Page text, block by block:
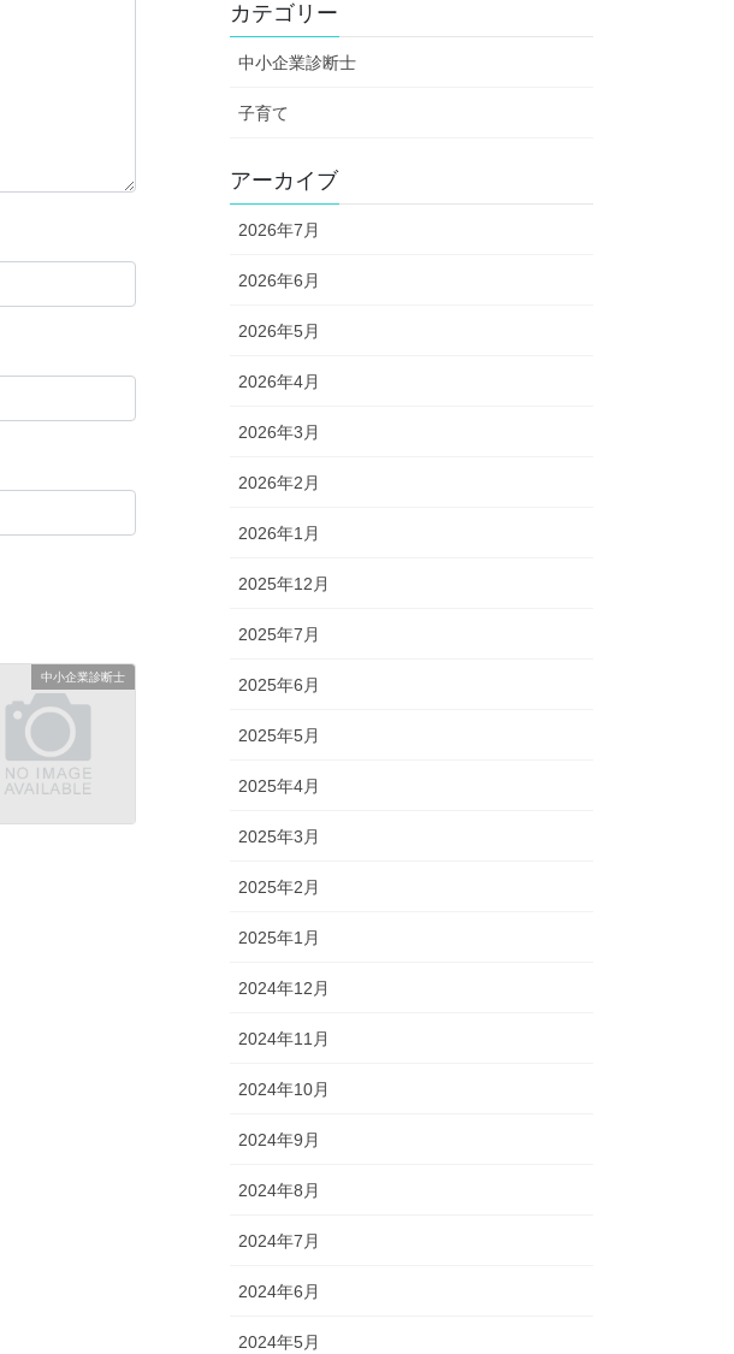
中小企業診断士
カテゴリー
中小企業診断士
子育て
アーカイブ
2026年7月
2026年6月
2026年5月
2026年4月
2026年3月
2026年2月
2026年1月
2025年12月
2025年7月
2025年6月
2025年5月
2025年4月
2025年3月
2025年2月
2025年1月
2024年12月
2024年11月
2024年10月
2024年9月
2024年8月
2024年7月
2024年6月
2024年5月